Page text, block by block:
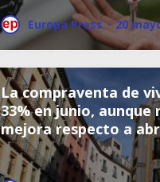
Europa Press · 20
La compraventa de
33% en junio,
mejora respecto a